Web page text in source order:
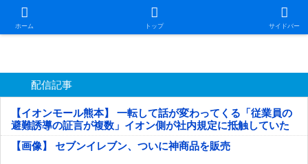
ホーム トップ サイドバー
日本第一！ニュース録
配信記事
【イオンモール熊本】 一転して話が変わってくる「従業員の
避難誘導の証言が複数」イオン側が社内規定に抵触していた
疑い
【画像】 セブンイレブン、ついに神商品を販売